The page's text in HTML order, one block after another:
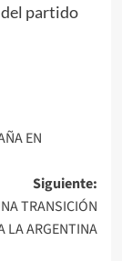
partido
EN
Siguiente:
TRANSICIÓN
LA ARGENTINA